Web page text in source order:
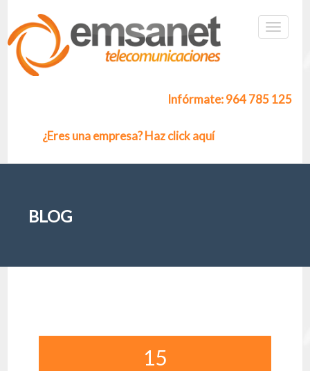
Infórmate: 964 785 125
¿Eres una empresa? Haz click aquí
BLOG
15